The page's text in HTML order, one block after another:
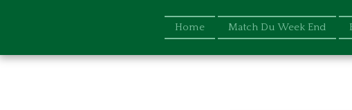
Home Match Du Week End